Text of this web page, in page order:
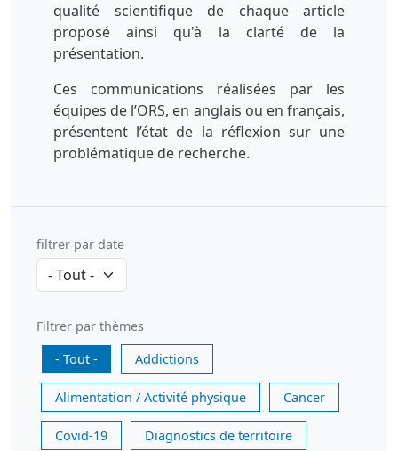
qualité scientifique de chaque article
proposé ainsi qu'à la clarté de la
présentation.
Ces communications réalisées par les
équipes de l’ORS, en anglais ou en français,
présentent l’état de la réflexion sur une
problématique de recherche.
filtrer par date
Filtrer par thèmes
- Tout -
Addictions
Alimentation / Activité physique Cancer
Covid-19 Diagnostics de territoire